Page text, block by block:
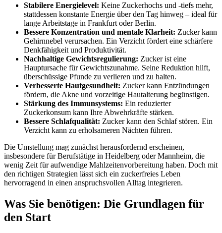
Stabilere Energielevel: Keine Zuckerhochs und -tiefs mehr,
stattdessen konstante Energie über den Tag hinweg – ideal für
lange Arbeitstage in Frankfurt oder Berlin.
Bessere Konzentration und mentale Klarheit: Zucker kann
Gehirnnebel verursachen. Ein Verzicht fördert eine schärfere
Denkfähigkeit und Produktivität.
Nachhaltige Gewichtsregulierung: Zucker ist eine
Hauptursache für Gewichtszunahme. Seine Reduktion hilft,
überschüssige Pfunde zu verlieren und zu halten.
Verbesserte Hautgesundheit: Zucker kann Entzündungen
fördern, die Akne und vorzeitige Hautalterung begünstigen.
Stärkung des Immunsystems: Ein reduzierter
Zuckerkonsum kann Ihre Abwehrkräfte stärken.
Bessere Schlafqualität: Zucker kann den Schlaf stören. Ein
Verzicht kann zu erholsameren Nächten führen.
Die Umstellung mag zunächst herausfordernd erscheinen,
insbesondere für Berufstätige in Heidelberg oder Mannheim, die
wenig Zeit für aufwendige Mahlzeitenvorbereitung haben. Doch mit
den richtigen Strategien lässt sich ein zuckerfreies Leben
hervorragend in einen anspruchsvollen Alltag integrieren.
Was Sie benötigen: Die Grundlagen für
den Start